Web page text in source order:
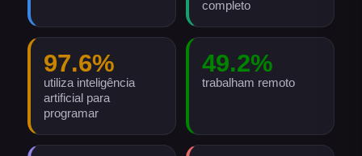
completo
97.6%
utiliza inteligência
artificial para
programar
49.2%
trabalham remoto